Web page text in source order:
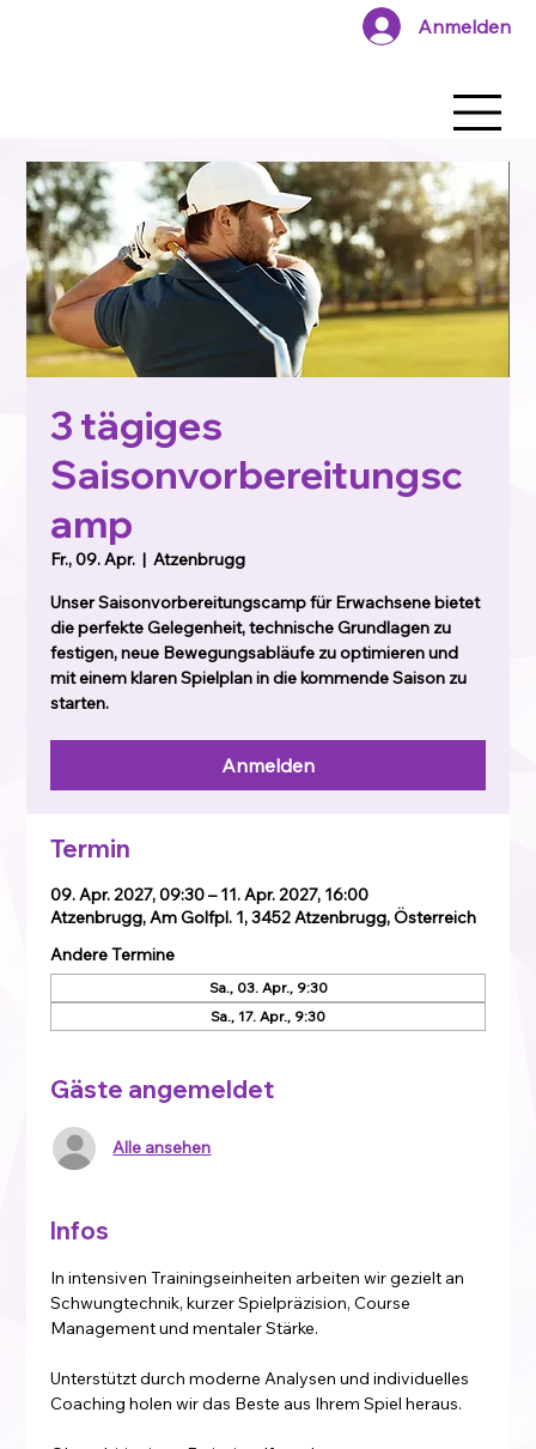
Anmelden
3 tägiges
Saisonvorbereitungsc
amp
Fr., 09. Apr.
  |
Atzenbrugg
Unser Saisonvorbereitungscamp für Erwachsene bietet
die perfekte Gelegenheit, technische Grundlagen zu
festigen, neue Bewegungsabläufe zu optimieren und
mit einem klaren Spielplan in die kommende Saison zu
starten.
Anmelden
Termin
09. Apr. 2027, 09:30 – 11. Apr. 2027, 16:00
Atzenbrugg, Am Golfpl. 1, 3452 Atzenbrugg, Österreich
Andere Termine
Sa., 03. Apr., 9:30
Sa., 17. Apr., 9:30
Gäste angemeldet
Alle ansehen
Infos
In intensiven Trainingseinheiten arbeiten wir gezielt an
Schwungtechnik, kurzer Spielpräzision, Course
Management und mentaler Stärke.
Unterstützt durch moderne Analysen und individuelles
Coaching holen wir das Beste aus Ihrem Spiel heraus.